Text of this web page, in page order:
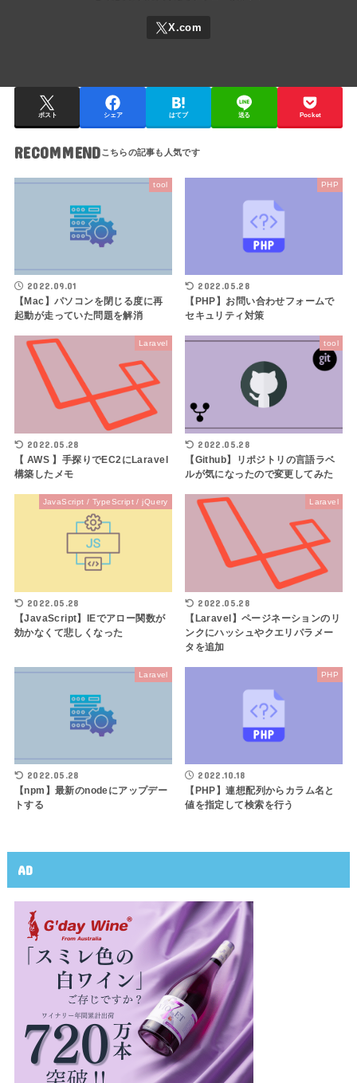
ポスト シェア はてブ 送る Pocket
RECOMMEND
tool
2022.09.01
【Mac】パソコンを閉じる度に再
起動が走っていた問題を解消
PHP
2022.05.28
【PHP】お問い合わせフォームで
セキュリティ対策
Laravel
2022.05.28
【 AWS 】手探りでEC2にLaravel
構築したメモ
tool
2022.05.28
【Github】リポジトリの言語ラベ
ルが気になったので変更してみた
JavaScript / TypeScript / jQuery
2022.05.28
【JavaScript】IEでアロー関数が
効かなくて悲しくなった
Laravel
2022.05.28
【Laravel】ページネーションのリ
ンクにハッシュやクエリパラメー
タを追加
Laravel
2022.05.28
【npm】最新のnodeにアップデー
トする
PHP
2022.10.18
【PHP】連想配列からカラム名と
値を指定して検索を行う
AD